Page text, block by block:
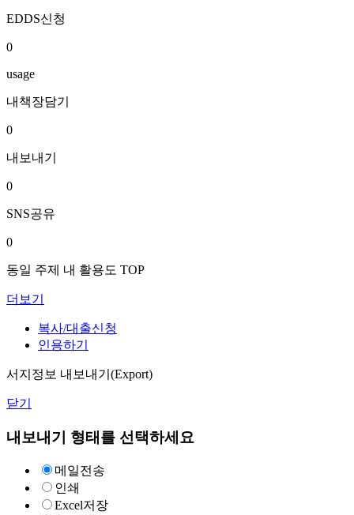
EDDS신청
0
usage
내책장담기
0
내보내기
0
SNS공유
0
동일 주제 내 활용도 TOP
더보기
복사/대출신청
인용하기
서지정보 내보내기(Export)
닫기
내보내기 형태를 선택하세요
메일전송
인쇄
Excel저장